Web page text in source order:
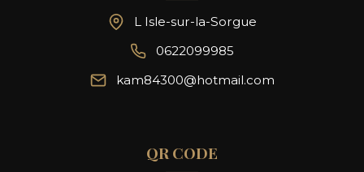
L Isle-sur-la-Sorgue
0622099985
kam84300@hotmail.com
QR CODE